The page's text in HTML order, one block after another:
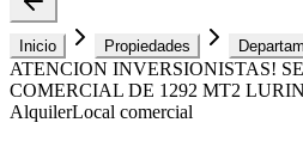
Inicio Propiedades
ATENCION INVERSIONISTAS!
COMERCIAL DE 1292 MT2
AlquilerLocal comercial